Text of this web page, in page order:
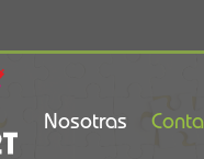
Nosotras